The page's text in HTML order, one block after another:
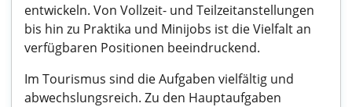
entwickeln. Von Vollzeit- und Teilzeitanstellungen
bis hin zu Praktika und Minijobs ist die Vielfalt an
verfügbaren Positionen beeindruckend.
Im Tourismus sind die Aufgaben vielfältig und
abwechslungsreich. Zu den Hauptaufgaben